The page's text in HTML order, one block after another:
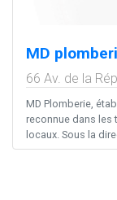
MD
66 Av. de la
MD Plomberie,
reconnue dans les
locaux. Sous la